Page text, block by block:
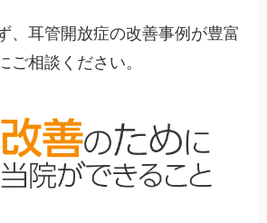
、耳管開放症の改善事例が豊富
ご相談ください。